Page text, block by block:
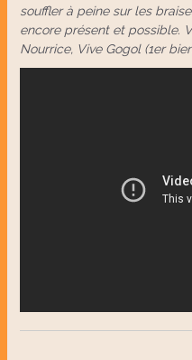
souffler à peine sur les
encore présent et possible.
Nourrice, Vive Gogol (1er